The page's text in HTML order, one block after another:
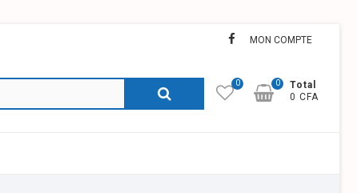
facebook
MON COMPTE
Recherche
0
Total
0 CFA
0